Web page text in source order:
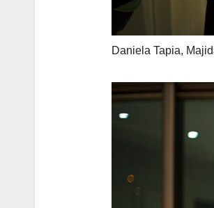
Daniela Tapia,